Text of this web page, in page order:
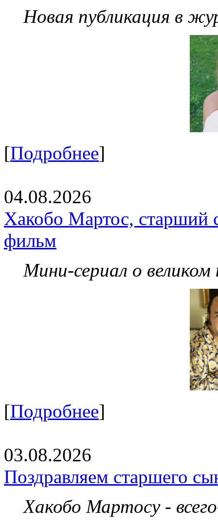
Новая публикация в
[Подробнее]
04.08.2026
Хакобо Мартос, старший
фильм
Мини-сериал о великом
[Подробнее]
03.08.2026
Поздравляем старшего
Хакобо Мартосу -